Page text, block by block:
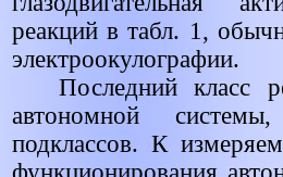
реакций в табл. 1,
электроокулографии.
Последний класс
автономной
подклассов. К